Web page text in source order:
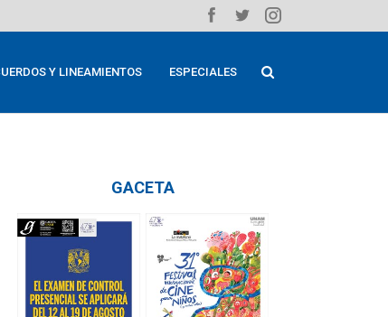
Y LINEAMIENTOS ESPECIALES
GACETA